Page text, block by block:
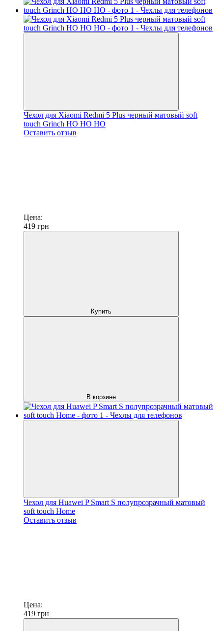
Чехол для Xiaomi Redmi 5 Plus черный матовый soft
touch Grinch HO HO HO
Оставить отзыв
Цена:
419 грн
Купить
В корзине
Чехол для Huawei P Smart S полупрозрачный матовый
soft touch Home
Оставить отзыв
Цена:
419 грн